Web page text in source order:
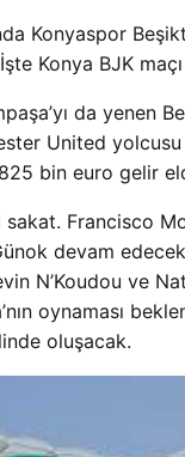
Konyaspor
Konya BJK
da yenen
United
bin euro gelir
sakat. Francisco
devam
N’Koudou ve
oynaması
oluşacak.